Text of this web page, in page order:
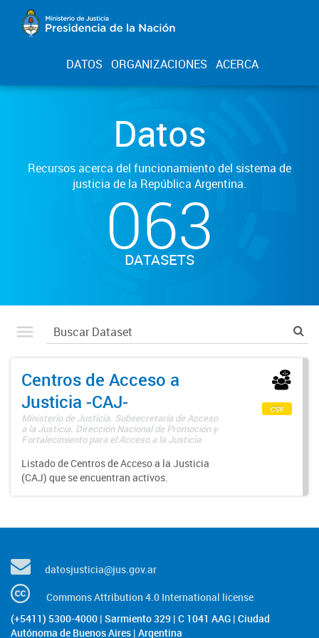
DATOS ORGANIZACIONES ACERCA
Datos
Recursos acerca del funcionamiento del sistema de
justicia de la República Argentina.
063
DATASETS
Centros de Acceso a
Justicia -CAJ-
Ministerio de Justicia. Subsecretaría de Acceso
a la Justicia. Dirección Nacional de Promoción y
Fortalecimiento para el Acceso a la Justicia
Listado de Centros de Acceso a la Justicia
(CAJ) que se encuentran activos.
csv
datosjusticia@jus.gov.ar
Commons Attribution 4.0 International license
(+5411) 5300-4000 | Sarmiento 329 | C 1041 AAG | Ciudad
Autónoma de Buenos Aires | Argentina